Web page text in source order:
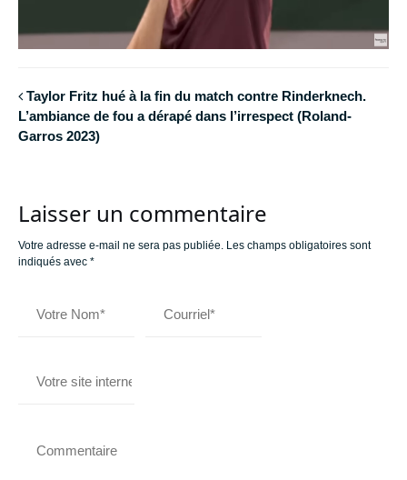
Taylor Fritz hué à la fin du match contre Rinderknech.
L’ambiance de fou a dérapé dans l’irrespect (Roland-
Garros 2023)
Laisser un commentaire
Votre adresse e-mail ne sera pas publiée. Les champs obligatoires sont
indiqués avec *